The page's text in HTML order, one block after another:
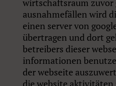
wirtschaftsraum zuvor
ausnahmefällen wird
einen server von
übertragen und dort
betreibers dieser
informationen
der webseite
die website